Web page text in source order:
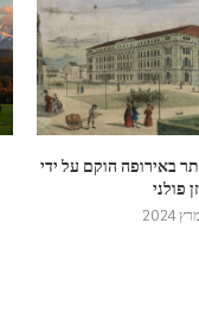
באירופה הוקם על ידי
פולני